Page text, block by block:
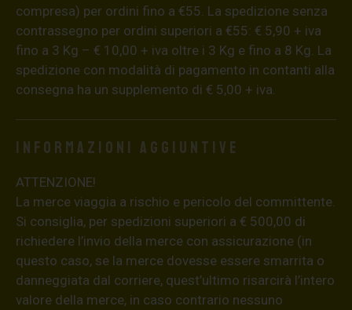
compresa) per ordini fino a €55. La spedizione senza
contrassegno per ordini superiori a €55: € 5,90 + iva
fino a 3 Kg – € 10,00 + iva oltre i 3 Kg e fino a 8 Kg. La
spedizione con modalità di pagamento in contanti alla
consegna ha un supplemento di € 5,00 + iva.
Informazioni aggiuntive
ATTENZIONE!
La merce viaggia a rischio e pericolo del committente.
Si consiglia, per spedizioni superiori a € 500,00 di
richiedere l’invio della merce con assicurazione (in
questo caso, se la merce dovesse essere smarrita o
danneggiata dal corriere, quest’ultimo risarcirà l’intero
valore della merce, in caso contrario nessuno